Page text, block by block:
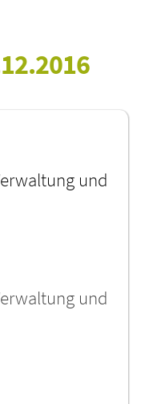
und
und